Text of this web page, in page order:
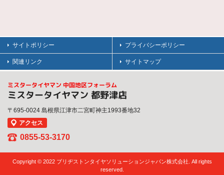
サイトポリシー プライバシーポリシー
関連リンク サイトマップ
ミスタータイヤマン 中国地区フォーラム
ミスタータイヤマン 都野津店
〒695-0024 島根県江津市二宮町神主1993番地32
アクセス
0855-53-3170
Copyright © 2022 ブリヂストンタイヤソリューションジャパン株式会社. All rights
reserved.